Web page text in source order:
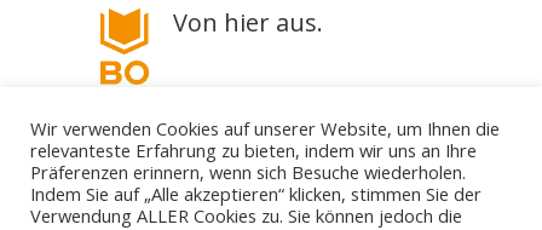
Von hier aus.
Wir verwenden Cookies auf unserer Website, um Ihnen die
relevanteste Erfahrung zu bieten, indem wir uns an Ihre
Präferenzen erinnern, wenn sich Besuche wiederholen.
Indem Sie auf „Alle akzeptieren“ klicken, stimmen Sie der
Verwendung ALLER Cookies zu. Sie können jedoch die